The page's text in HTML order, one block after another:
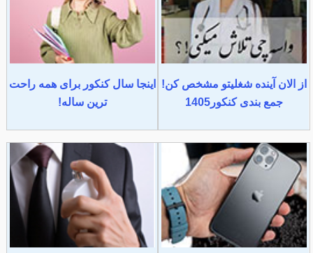
از الان آینده شغلیتو مشخص کن!
جمع بندی کنکور1405
اینجا سال کنکور برای همه راحت
ترین ساله!